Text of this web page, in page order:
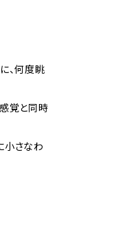
、何度眺
覚と同時
小さなわ